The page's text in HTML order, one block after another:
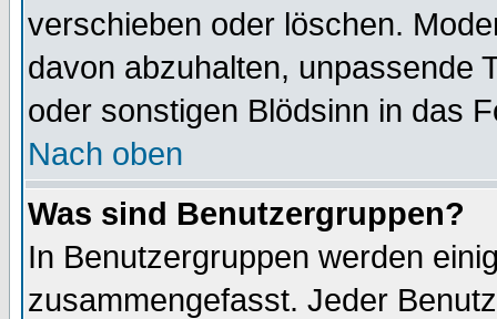
verschieben oder löschen.
davon abzuhalten, unpassende
oder sonstigen Blödsinn in das
Nach oben
Was sind Benutzergruppen?
In Benutzergruppen werden
zusammengefasst. Jeder